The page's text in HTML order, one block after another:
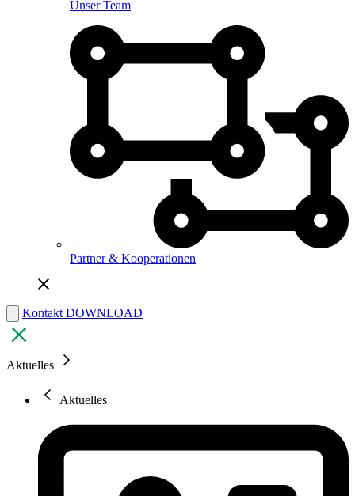
Unser Team
Partner & Kooperationen
Kontakt DOWNLOAD
Aktuelles
Aktuelles